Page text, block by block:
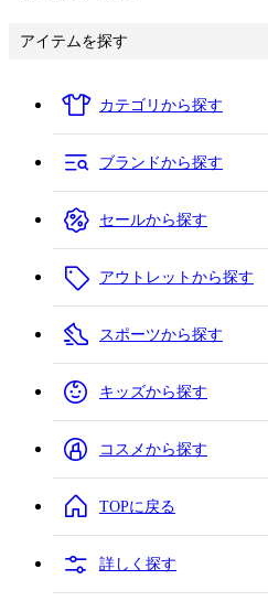
アイテムを探す
カテゴリから探す
ブランドから探す
セールから探す
アウトレットから探す
スポーツから探す
キッズから探す
コスメから探す
TOPに戻る
詳しく探す